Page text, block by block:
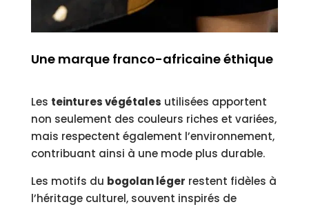
Une marque franco-africaine éthique
Les teintures végétales utilisées apportent
non seulement des couleurs riches et variées,
mais respectent également l’environnement,
contribuant ainsi à une mode plus durable.
Les motifs du bogolan léger restent fidèles à
l’héritage culturel, souvent inspirés de